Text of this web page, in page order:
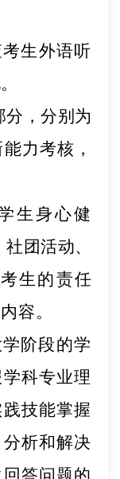
生外语听
分，分别为
力考核，
生身心健
团活动、
生的责任
容。
阶段的学
科专业理
技能掌握
析和解决
答问题的